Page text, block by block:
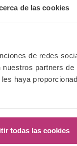
de las cookies
de redes
nuestros partners de
haya
todas las cookies